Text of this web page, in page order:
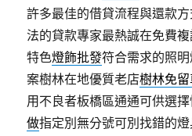
許多最佳的借貸流程與還款
法的貸款專家最熱誠在免費
特色燈飾批發符合需求的照
案樹林在地優質老店樹林免
用不良者板橋區通通可供選擇
做指定別無分號可別找錯的